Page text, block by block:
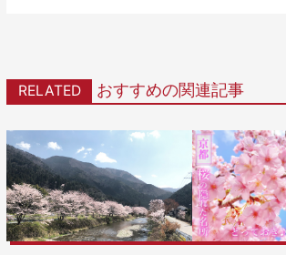
RELATED おすすめの関連記事